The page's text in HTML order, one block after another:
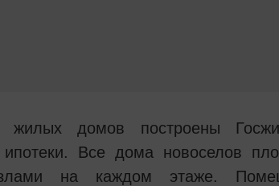
жилых домов построены
ипотеки. Все дома новоселов
на каждом этаже.